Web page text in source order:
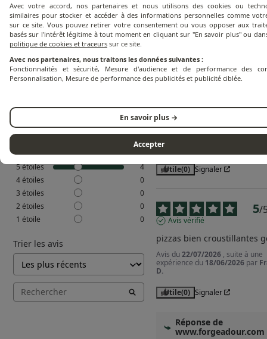
5/5
contrôle
5étoiles
4
4étoiles
0
3 étoiles
0
2 étoiles
0
1 étoile 0
Trier les avis
5/
Avis vérifié
bonne qualité
Pizza au top
Avis du03/08/2026, suite à une
expérience du
Stephane L.
Utile(0) Signaler
5/
Avis vérifié
pizzas bien croustillantes
Avis du22/07/2026 , suite à une
expérience du 18/06/2026 par
D.
Utile(0) Signaler
Réponse de
www.forgeadour.com
Avec votre accord, nos partenaires et nous utilisons des cookies ou
similaires pour stocker et accéder à des informations personnelles comme
sur ce site. Vous pouvez retirer votre consentement ou vous opposer aux
basés sur l'intérêt légitime à tout moment en cliquant sur "En savoir plus" ou
politique de cookies et traceurs sur ce site.
Avec nos partenaires, nous traitons les données suivantes :
Fonctionnalités et sécurité, Mesure d'audience et de performance des
Personnalisation, Mesure de performance des publicités et publicité ciblée.
En savoir plus →
Accepter